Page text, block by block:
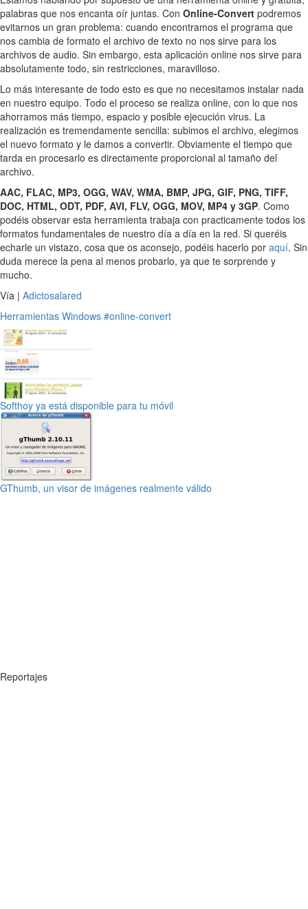
palabras que nos encanta oír juntas. Con Online-Convert podremos
evitarnos un gran problema: cuando encontramos el programa que
nos cambia de formato el archivo de texto no nos sirve para los
archivos de audio. Sin embargo, esta aplicación online nos sirve para
absolutamente todo, sin restricciones, maravilloso.
Lo más interesante de todo esto es que no necesitamos instalar nada
en nuestro equipo. Todo el proceso se realiza online, con lo que nos
ahorramos más tiempo, espacio y posible ejecución virus. La
realización es tremendamente sencilla: subimos el archivo, elegimos
el nuevo formato y le damos a convertir. Obviamente el tiempo que
tarda en procesarlo es directamente proporcional al tamaño del
archivo.
AAC, FLAC, MP3, OGG, WAV, WMA, BMP, JPG, GIF, PNG, TIFF,
DOC, HTML, ODT, PDF, AVI, FLV, OGG, MOV, MP4 y 3GP. Como
podéis observar esta herramienta trabaja con practicamente todos los
formatos fundamentales de nuestro día a día en la red. Si queréis
echarle un vistazo, cosa que os aconsejo, podéis hacerlo por aquí. Sin
duda merece la pena al menos probarlo, ya que te sorprende y
mucho.
Vía | Adictosalared
Herramientas Windows #online-convert
Softhoy ya está disponible para tu móvil
GThumb, un visor de imágenes realmente válido
Reportajes